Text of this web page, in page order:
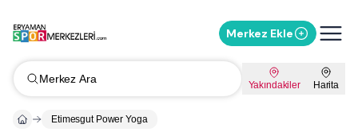
Merkez Ekle
Merkez Ara Yakındakiler Harita
Etimesgut Power Yoga